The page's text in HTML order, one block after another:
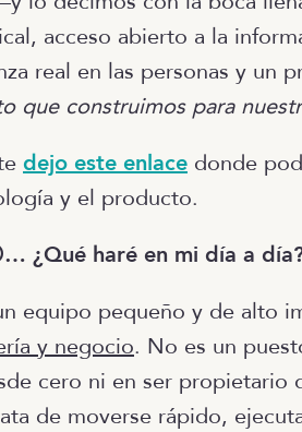
acceso abierto a la
real en las personas y un
que construimos para
dejo este enlace donde
y el producto.
¿Qué haré en mi día a
equipo pequeño y de alto
y negocio. No es un
cero ni en ser propietario
de moverse rápido,